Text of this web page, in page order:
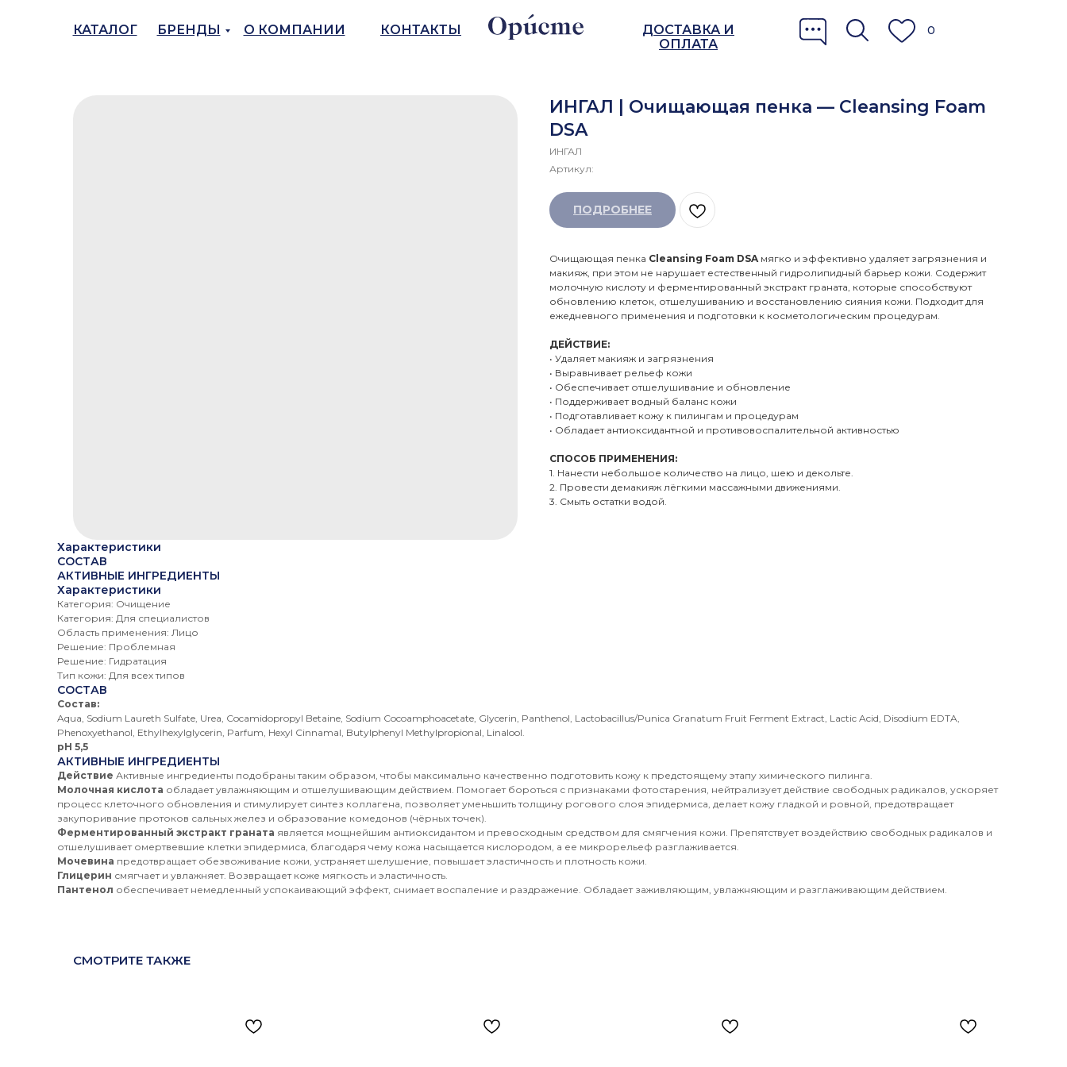
ДОСТАВКА И
ОПЛАТА
0
О КОМПАНИИ
БРЕНДЫ
КАТАЛОГ КОНТАКТЫ
ИНГАЛ | Очищающая пенка — Cleansing Foam
DSA
ИНГАЛ
Артикул:
ПОДРОБНЕЕ
Очищающая пенка Cleansing Foam DSAмягко и эффективно удаляет загрязнения и
макияж, при этом не нарушает естественный гидролипидный барьер кожи. Содержит
молочную кислоту и ферментированный экстракт граната, которые способствуют
обновлению клеток, отшелушиванию и восстановлению сияния кожи. Подходит для
ежедневного применения и подготовки к косметологическим процедурам.
ДЕЙСТВИЕ:
• Удаляет макияж и загрязнения
• Выравнивает рельеф кожи
• Обеспечивает отшелушивание и обновление
• Поддерживает водный баланс кожи
• Подготавливает кожу к пилингам и процедурам
• Обладает антиоксидантной и противовоспалительной активностью
СПОСОБ ПРИМЕНЕНИЯ:
1. Нанести небольшое количество на лицо, шею и декольте.
2. Провести демакияж лёгкими массажными движениями.
3. Смыть остатки водой.
Характеристики
СОСТАВ
АКТИВНЫЕ ИНГРЕДИЕНТЫ
Характеристики
Категория: Очищение
Категория: Для специалистов
Область применения: Лицо
Решение: Проблемная
Решение: Гидратация
Тип кожи: Для всех типов
СОСТАВ
Состав:
Aqua, Sodium Laureth Sulfate, Urea, Cocamidopropyl Betaine, Sodium Cocoamphoacetate, Glycerin, Panthenol, Lactobacillus/Punica Granatum Fruit Ferment Extract, Lactic Acid, Disodium EDTA,
Phenoxyethanol, Ethylhexylglycerin, Parfum, Hexyl Cinnamal, Butylphenyl Methylpropional, Linalool.
рН 5,5
АКТИВНЫЕ ИНГРЕДИЕНТЫ
Действие Активные ингредиенты подобраны таким образом, чтобы максимально качественно подготовить кожу к предстоящему этапу химического пилинга.
Молочная кислота обладает увлажняющим и отшелушивающим действием. Помогает бороться с признаками фотостарения, нейтрализует действие свободных радикалов, ускоряет
процесс клеточного обновления и стимулирует синтез коллагена, позволяет уменьшить толщину рогового слоя эпидермиса, делает кожу гладкой и ровной, предотвращает
закупоривание протоков сальных желез и образование комедонов (чёрных точек).
Ферментированный экстракт граната является мощнейшим антиоксидантом и превосходным средством для смягчения кожи. Препятствует воздействию свободных радикалов и
отшелушивает омертвевшие клетки эпидермиса, благодаря чему кожа насыщается кислородом, а ее микрорельеф разглаживается.
Мочевина предотвращает обезвоживание кожи, устраняет шелушение, повышает эластичность и плотность кожи.
Глицерин смягчает и увлажняет. Возвращает коже мягкость и эластичность.
Пантенол обеспечивает немедленный успокаивающий эффект, снимает воспаление и раздражение. Обладает заживляющим, увлажняющим и разглаживающим действием.
СМОТРИТЕ ТАКЖЕ